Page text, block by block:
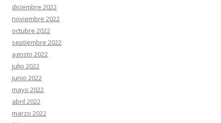
diciembre 2022
noviembre 2022
octubre 2022
septiembre 2022
agosto 2022
julio 2022
junio 2022
mayo 2022
abril 2022
marzo 2022